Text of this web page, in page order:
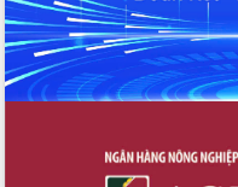
Đoàn đại biểu Quốc hội tỉnh Đắk Lắk
trao đổi thông tin trước Kỳ họp thứ
nhất, Quốc hội khóa XVI
Quyết liệt cải cách hành chính, khơi
Nâng cao hiệu lực, hiệu quả HĐND
tỉnh thông qua hiện đại hóa hành